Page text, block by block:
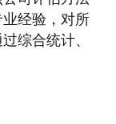
经验，对所
综合统计、